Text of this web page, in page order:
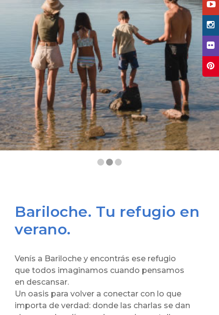
Bariloche. Tu refugio en
verano.
Venís a Bariloche y encontrás ese refugio
que todos imaginamos cuando pensamos
en descansar.
Un oasis para volver a conectar con lo que
importa de verdad: donde las charlas se dan